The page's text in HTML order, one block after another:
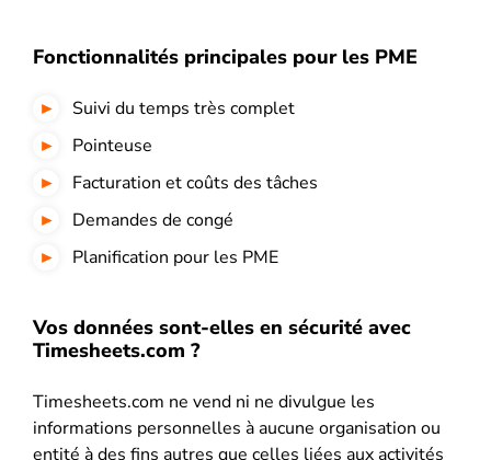
Fonctionnalités principales pour les PME
Suivi du temps très complet
Pointeuse
Facturation et coûts des tâches
Demandes de congé
Planification pour les PME
Vos données sont-elles en sécurité avec
Timesheets.com ?
Timesheets.com ne vend ni ne divulgue les
informations personnelles à aucune organisation ou
entité à des fins autres que celles liées aux activités